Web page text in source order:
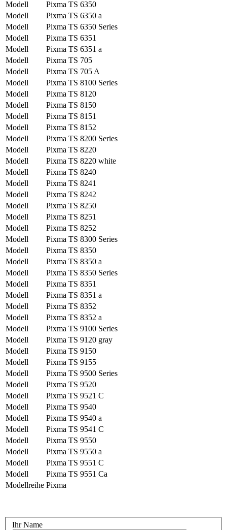
Modell
Pixma TS 6350
Modell
Pixma TS 6350 a
Modell
Pixma TS 6350 Series
Modell
Pixma TS 6351
Modell
Pixma TS 6351 a
Modell
Pixma TS 705
Modell
Pixma TS 705 A
Modell
Pixma TS 8100 Series
Modell
Pixma TS 8120
Modell
Pixma TS 8150
Modell
Pixma TS 8151
Modell
Pixma TS 8152
Modell
Pixma TS 8200 Series
Modell
Pixma TS 8220
Modell
Pixma TS 8220 white
Modell
Pixma TS 8240
Modell
Pixma TS 8241
Modell
Pixma TS 8242
Modell
Pixma TS 8250
Modell
Pixma TS 8251
Modell
Pixma TS 8252
Modell
Pixma TS 8300 Series
Modell
Pixma TS 8350
Modell
Pixma TS 8350 a
Modell
Pixma TS 8350 Series
Modell
Pixma TS 8351
Modell
Pixma TS 8351 a
Modell
Pixma TS 8352
Modell
Pixma TS 8352 a
Modell
Pixma TS 9100 Series
Modell
Pixma TS 9120 gray
Modell
Pixma TS 9150
Modell
Pixma TS 9155
Modell
Pixma TS 9500 Series
Modell
Pixma TS 9520
Modell
Pixma TS 9521 C
Modell
Pixma TS 9540
Modell
Pixma TS 9540 a
Modell
Pixma TS 9541 C
Modell
Pixma TS 9550
Modell
Pixma TS 9550 a
Modell
Pixma TS 9551 C
Modell
Pixma TS 9551 Ca
Modellreihe Pixma
Ihr Name